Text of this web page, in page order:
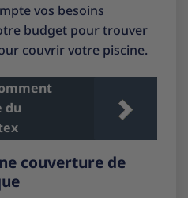
vos besoins
budget pour trouver
couvrir votre piscine.
du
couverture de